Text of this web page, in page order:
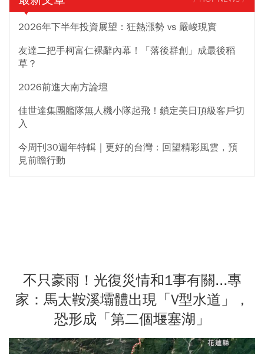
2026年下半年投資展望：狂熱漲勢 vs 嚴峻現實
友達二把手柯富仁裸辭內幕！「落後群創」成最後稻
草？
2026前進大南方論壇
佳世達集團艦隊無人機小隊起飛！鎖定美日頂級客戶切
入
今周刊30週年特輯｜更好的台灣：回望精彩風雲，預
見前瞻行動
不只豪雨！光復災情和1事有關...專
家：馬太鞍溪壩體出現「V型水道」，
恐形成「第二個堰塞湖」